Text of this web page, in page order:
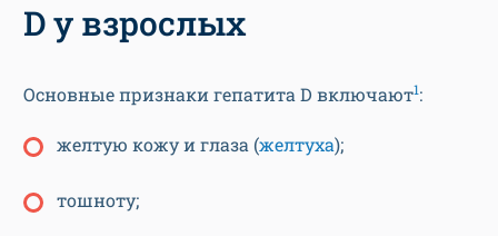
D у взрослых
Основные признаки гепатита D включают1:
желтую кожу и глаза (желтуха);
тошноту;